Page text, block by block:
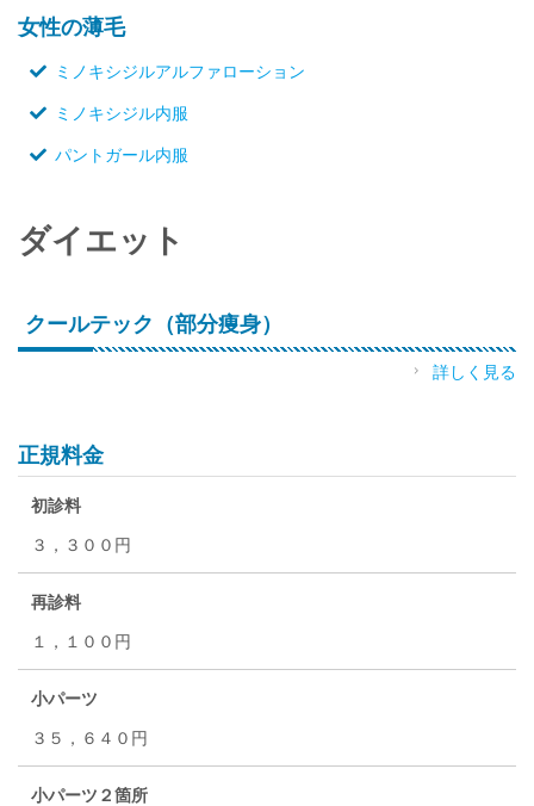
女性の薄毛
ミノキシジルアルファローション
ミノキシジル内服
パントガール内服
ダイエット
クールテック（部分痩身）
詳しく見る
正規料金
初診料
３，３００円
再診料
１，１００円
小パーツ
３５，６４０円
小パーツ２箇所